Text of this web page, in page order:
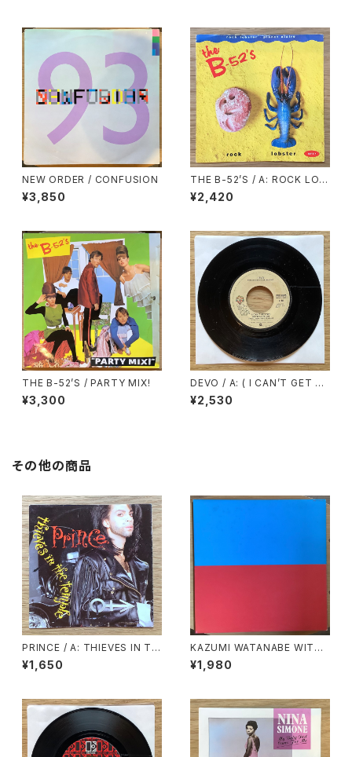
NEW ORDER / CONFUSION
¥3,850
THE B-52’S / A: ROCK LOB
STER / B: PLANET CLAIRE
¥2,420
THE B-52’S / PARTY MIX!
¥3,300
DEVO / A: ( I CAN’T GET N
O ) SATISFACTION / B: UN
CONTROLLABLE URGE
¥2,530
その他の商品
PRINCE / A: THIEVES IN TH
E TEMPLE / B: THIEVES IN
THE TEMPLE PERT Ⅱ
¥1,650
KAZUMI WATANABE WITH
LYUICHI SAKAMOTO / KYL
YN
¥1,980